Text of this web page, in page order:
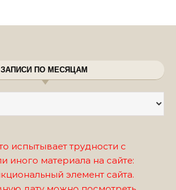
ЗАПИСИ ПО МЕСЯЦАМ
испытывает трудности с
иного материала на сайте:
элемент сайта.